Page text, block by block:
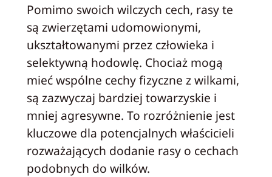
Pomimo swoich wilczych cech, rasy te
są zwierzętami udomowionymi,
ukształtowanymi przez człowieka i
selektywną hodowlę. Chociaż mogą
mieć wspólne cechy fizyczne z wilkami,
są zazwyczaj bardziej towarzyskie i
mniej agresywne. To rozróżnienie jest
kluczowe dla potencjalnych właścicieli
rozważających dodanie rasy o cechach
podobnych do wilków.